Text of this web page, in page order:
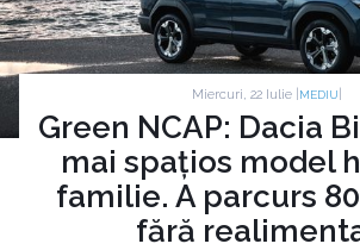
Miercuri, 22 Iulie | MEDIU
Green NCAP: Dacia
mai spațios model
familie. A parcurs
fără